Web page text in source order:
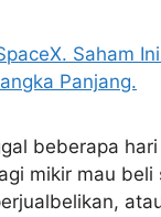
beberapa
mikir mau beli